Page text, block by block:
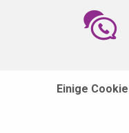
Einige